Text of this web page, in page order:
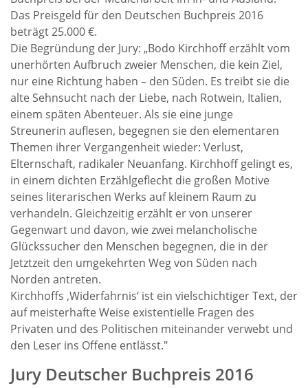
Das Preisgeld für den Deutschen Buchpreis 2016
beträgt 25.000 €.
Die Begründung der Jury: „Bodo Kirchhoff erzählt vom
unerhörten Aufbruch zweier Menschen, die kein Ziel,
nur eine Richtung haben – den Süden. Es treibt sie die
alte Sehnsucht nach der Liebe, nach Rotwein, Italien,
einem späten Abenteuer. Als sie eine junge
Streunerin auflesen, begegnen sie den elementaren
Themen ihrer Vergangenheit wieder: Verlust,
Elternschaft, radikaler Neuanfang. Kirchhoff gelingt es,
in einem dichten Erzählgeflecht die großen Motive
seines literarischen Werks auf kleinem Raum zu
verhandeln. Gleichzeitig erzählt er von unserer
Gegenwart und davon, wie zwei melancholische
Glückssucher den Menschen begegnen, die in der
Jetztzeit den umgekehrten Weg von Süden nach
Norden antreten.
Kirchhoffs ,Widerfahrnis‘ ist ein vielschichtiger Text, der
auf meisterhafte Weise existentielle Fragen des
Privaten und des Politischen miteinander verwebt und
den Leser ins Offene entlässt."
Jury Deutscher Buchpreis 2016